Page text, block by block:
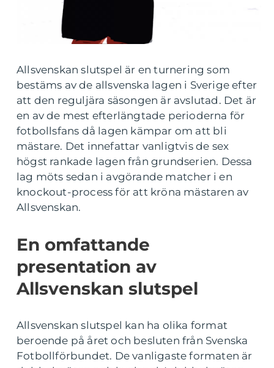
Allsvenskan slutspel är en turnering som
bestäms av de allsvenska lagen i Sverige efter
att den reguljära säsongen är avslutad. Det är
en av de mest efterlängtade perioderna för
fotbollsfans då lagen kämpar om att bli
mästare. Det innefattar vanligtvis de sex
högst rankade lagen från grundserien. Dessa
lag möts sedan i avgörande matcher i en
knockout-process för att kröna mästaren av
Allsvenskan.
En omfattande
presentation av
Allsvenskan slutspel
Allsvenskan slutspel kan ha olika format
beroende på året och besluten från Svenska
Fotbollförbundet. De vanligaste formaten är